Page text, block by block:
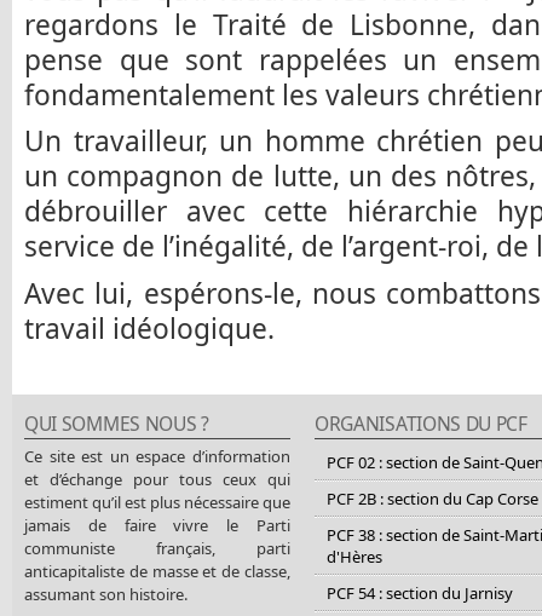
regardons le Traité de Lisbonne,
pense que sont rappelées un
fondamentalement les valeurs
Un travailleur, un homme chrétien
un compagnon de lutte, un des
débrouiller avec cette hiérarchie
service de l’inégalité, de l’argent-roi, de
Avec lui, espérons-le, nous
travail idéologique.
QUI SOMMES NOUS ?
Ce site est un espace d’information
et d’échange pour tous ceux qui
estiment qu’il est plus nécessaire que
jamais de faire vivre le Parti
communiste français, parti
anticapitaliste de masse et de classe,
assumant son histoire.
ORGANISATIONS DU PCF
PCF 02 : section de Saint-
PCF 2B : section du Cap Corse
PCF 38 : section de Saint-
d'Hères
PCF 54 : section du Jarnisy